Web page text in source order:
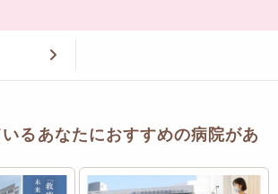
るあなたにおすすめの病院があ